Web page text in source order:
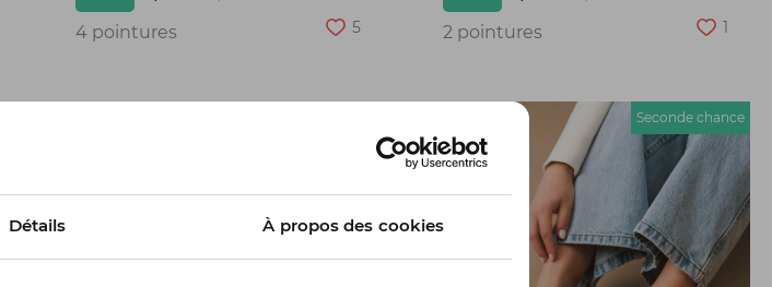
Détails À propos des cookies
4 pointures 5 2 pointures 1
Seconde chance